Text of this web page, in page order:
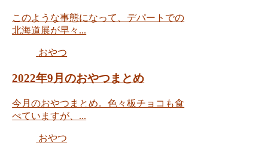
このような事態になって、デパートでの
北海道展が早々...
おやつ
2022年9月のおやつまとめ
今月のおやつまとめ。色々板チョコも食
べていますが、...
おやつ